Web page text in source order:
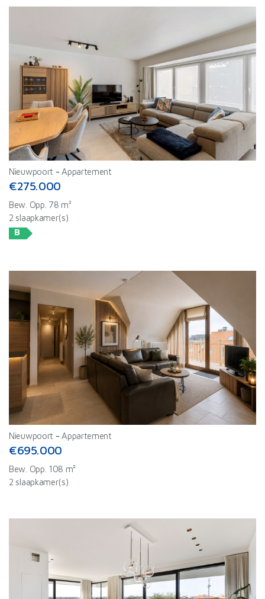
Nieuwpoort -Appartement
€275.000
Bew. Opp. 78 m²
2 slaapkamer(s)
B
Nieuwpoort -Appartement
€695.000
Bew. Opp. 108 m²
2 slaapkamer(s)